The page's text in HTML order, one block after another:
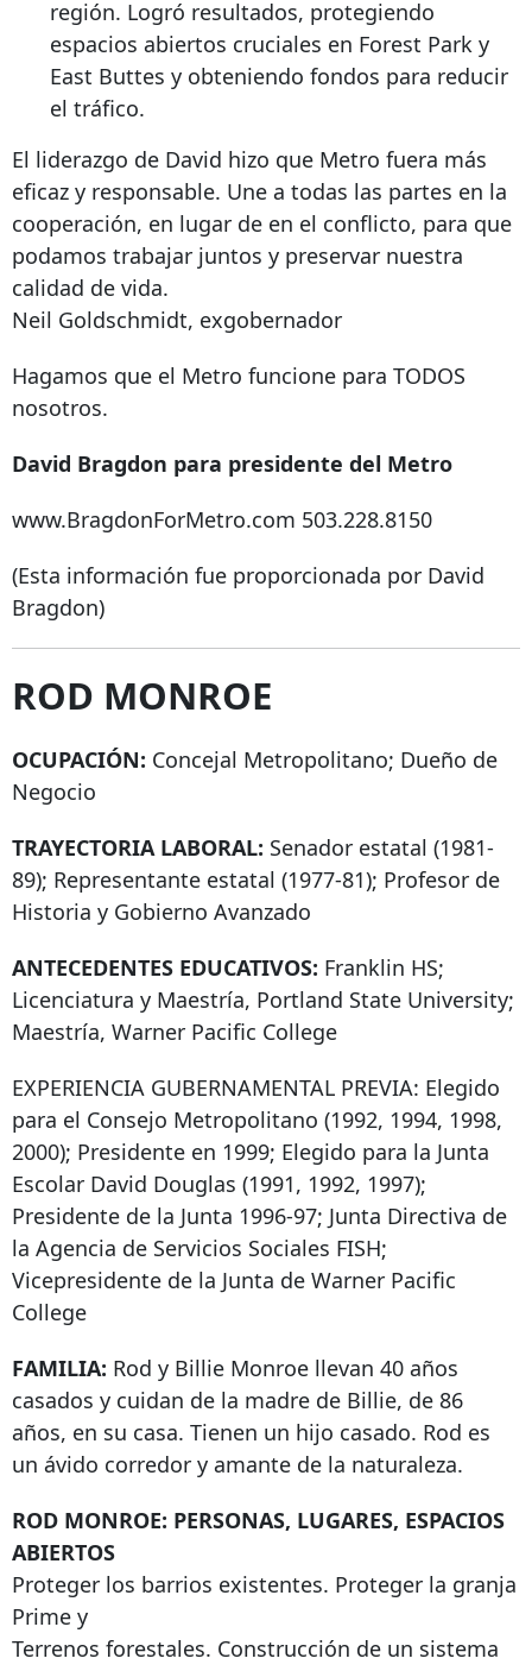
región. Logró resultados, protegiendo
espacios abiertos cruciales en Forest Park y
East Buttes y obteniendo fondos para reducir
el tráfico.
El liderazgo de David hizo que Metro fuera más
eficaz y responsable. Une a todas las partes en la
cooperación, en lugar de en el conflicto, para que
podamos trabajar juntos y preservar nuestra
calidad de vida.
Neil Goldschmidt, exgobernador
Hagamos que el Metro funcione para TODOS
nosotros.
David Bragdon para presidente del Metro
www.BragdonForMetro.com 503.228.8150
(Esta información fue proporcionada por David
Bragdon)
ROD MONROE
OCUPACIÓN: Concejal Metropolitano; Dueño de
Negocio
TRAYECTORIA LABORAL: Senador estatal (1981-
89); Representante estatal (1977-81); Profesor de
Historia y Gobierno Avanzado
ANTECEDENTES EDUCATIVOS: Franklin HS;
Licenciatura y Maestría, Portland State University;
Maestría, Warner Pacific College
EXPERIENCIA GUBERNAMENTAL PREVIA: Elegido
para el Consejo Metropolitano (1992, 1994, 1998,
2000); Presidente en 1999; Elegido para la Junta
Escolar David Douglas (1991, 1992, 1997);
Presidente de la Junta 1996-97; Junta Directiva de
la Agencia de Servicios Sociales FISH;
Vicepresidente de la Junta de Warner Pacific
College
FAMILIA: Rod y Billie Monroe llevan 40 años
casados ​​y cuidan de la madre de Billie, de 86
años, en su casa. Tienen un hijo casado. Rod es
un ávido corredor y amante de la naturaleza.
ROD MONROE: PERSONAS, LUGARES, ESPACIOS
ABIERTOS
Proteger los barrios existentes. Proteger la granja
Prime y
Terrenos forestales. Construcción de un sistema